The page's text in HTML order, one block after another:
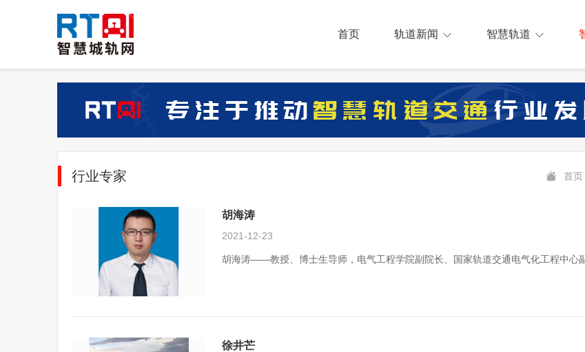
首页 轨道新闻 智慧轨道
行业专家 首页
胡海涛
2021-12-23
胡海涛——教授、博士生导师，电气工程学院副院长、国家轨道交通电气化工程中心
徐井芒